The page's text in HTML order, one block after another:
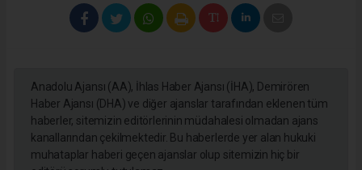
Anadolu Ajansı (AA), İhlas Haber Ajansı (İHA), Demirören
Haber Ajansı (DHA) ve diğer ajanslar tarafından eklenen tüm
haberler, sitemizin editörlerinin müdahalesi olmadan ajans
kanallarından çekilmektedir. Bu haberlerde yer alan hukuki
muhataplar haberi geçen ajanslar olup sitemizin hiç bir